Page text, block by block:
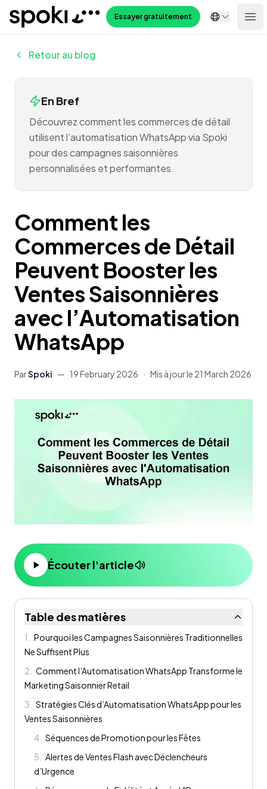
Spoki Essayer gratuitement
Retour au blog
En Bref
Découvrez comment les commerces de détail
utilisent l’automatisation WhatsApp via Spoki
pour des campagnes saisonnières
personnalisées et performantes.
Comment les
Commerces de Détail
Peuvent Booster les
Ventes Saisonnières
avec l’Automatisation
WhatsApp
ParSpoki — 19 February 2026 · Mis à jour le 21 March 2026
Écouter l'article
Table des matières
1
Pourquoi les Campagnes Saisonnières Traditionnelles
Ne Suffisent Plus
2
Comment l’Automatisation WhatsApp Transforme le
Marketing Saisonnier Retail
3
Stratégies Clés d’Automatisation WhatsApp pour les
Ventes Saisonnières
4
Séquences de Promotion pour les Fêtes
5
Alertes de Ventes Flash avec Déclencheurs
d’Urgence